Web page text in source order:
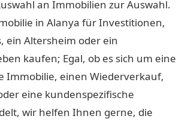
an Immobilien zur Auswahl.
in Alanya für Investitionen,
ein Altersheim oder ein
kaufen; Egal, ob es sich um eine
Immobilie, einen Wiederverkauf,
eine kundenspezifische
wir helfen Ihnen gerne, die